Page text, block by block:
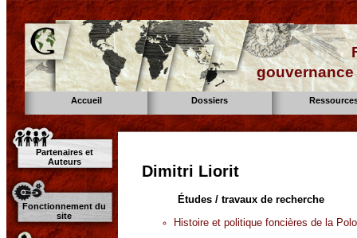
Accueil Dossiers
Partenaires et
Auteurs
Fonctionnement du
site
Dimitri Liorit
Études / travaux de recherche
Histoire et politique foncières de la